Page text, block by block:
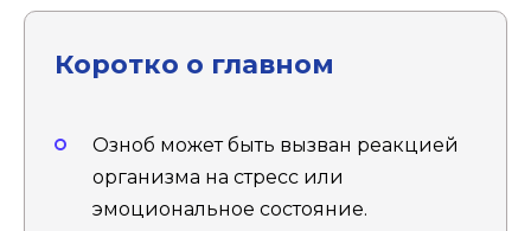
Коротко о главном
Озноб может быть вызван реакцией
организма на стресс или
эмоциональное состояние.